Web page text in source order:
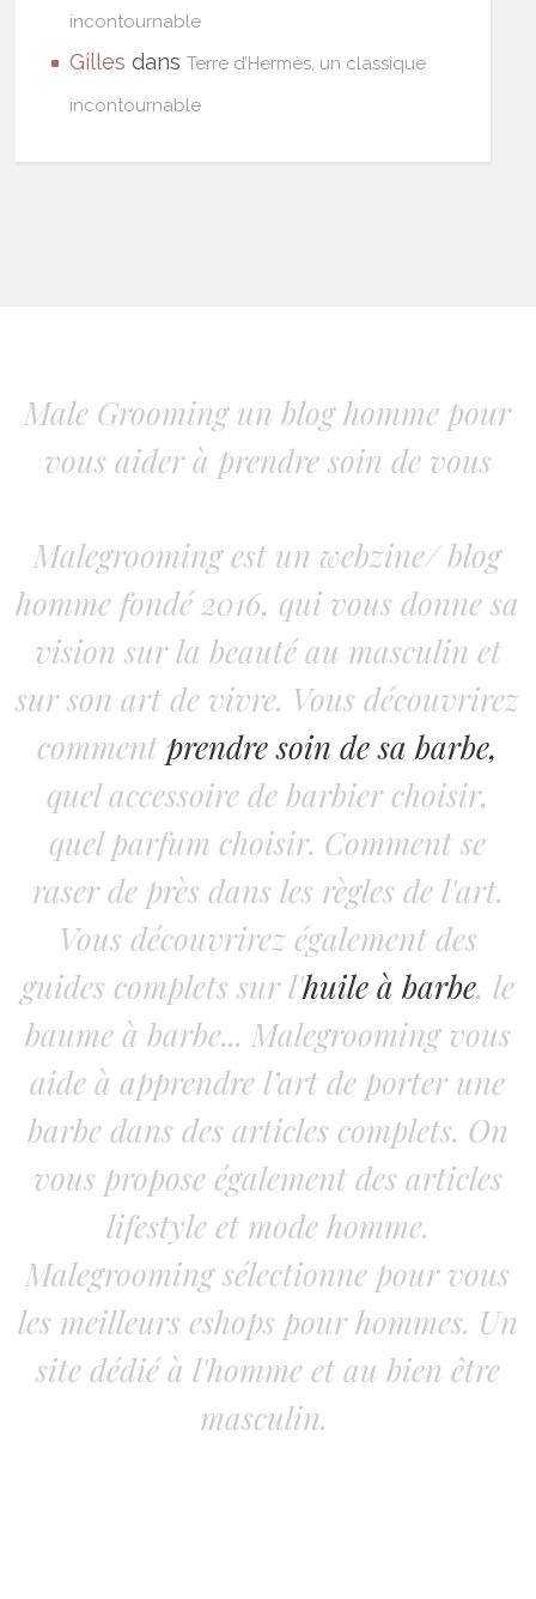
incontournable
Gilles dansTerre d’Hermès, un classique
incontournable
Male Grooming un blog homme pour
vous aider à prendre soin de vous
Malegrooming est un webzine/ blog
homme fondé 2016, qui vous donne sa
vision sur la beauté au masculin et
sur son art de vivre. Vous découvrirez
commentprendre soin de sa barbe,
quel accessoire de barbier choisir,
quel parfum choisir. Comment se
raser de près dans les règles de l'art.
Vous découvrirez également des
guides complets sur l'huile à barbe, le
baume à barbe... Malegrooming vous
aide à apprendre l’art de porter une
barbe dans des articles complets. On
vous propose également des articles
lifestyle et mode homme.
Malegrooming sélectionne pour vous
les meilleurs eshops pour hommes. Un
site dédié à l'homme et au bien être
masculin.